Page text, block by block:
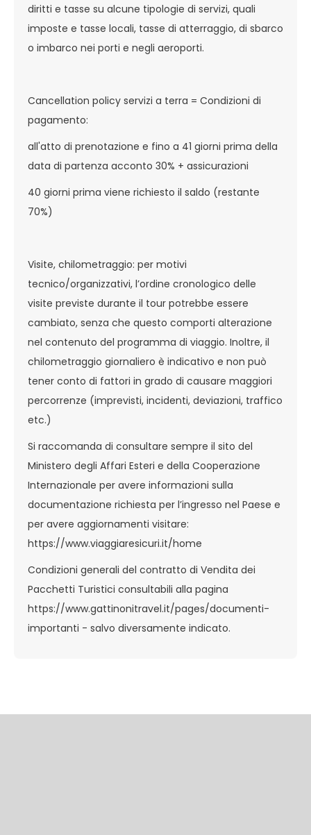
diritti e tasse su alcune tipologie di servizi, quali
imposte e tasse locali, tasse di atterraggio, di sbarco
o imbarco nei porti e negli aeroporti.
Cancellation policy servizi a terra = Condizioni di
pagamento:
all'atto di prenotazione e fino a 41 giorni prima della
data di partenza acconto 30% + assicurazioni
40 giorni prima viene richiesto il saldo (restante
70%)
Visite, chilometraggio: per motivi
tecnico/organizzativi, l’ordine cronologico delle
visite previste durante il tour potrebbe essere
cambiato, senza che questo comporti alterazione
nel contenuto del programma di viaggio. Inoltre, il
chilometraggio giornaliero è indicativo e non può
tener conto di fattori in grado di causare maggiori
percorrenze (imprevisti, incidenti, deviazioni, traffico
etc.)
Si raccomanda di consultare sempre il sito del
Ministero degli Affari Esteri e della Cooperazione
Internazionale per avere informazioni sulla
documentazione richiesta per l’ingresso nel Paese e
per avere aggiornamenti visitare:
https://www.viaggiaresicuri.it/home
Condizioni generali del contratto di Vendita dei
Pacchetti Turistici consultabili alla pagina
https://www.gattinonitravel.it/pages/documenti-
importanti - salvo diversamente indicato.